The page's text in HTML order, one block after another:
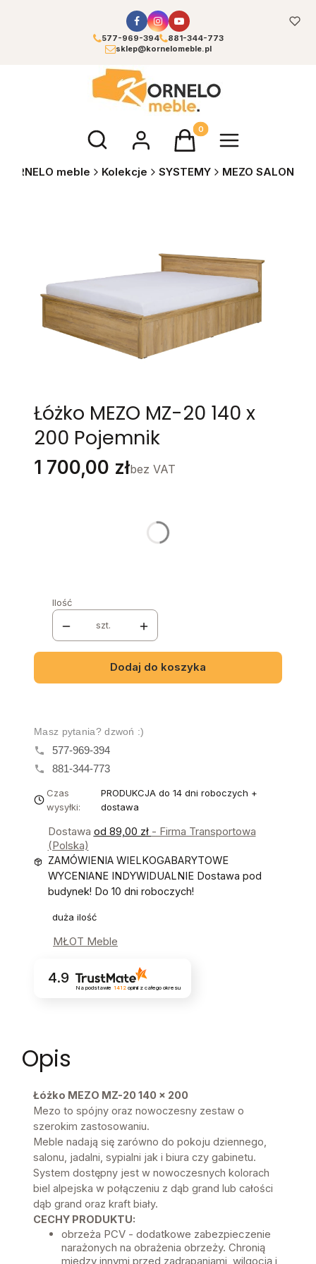
577-969-394
881-344-773
sklep@kornelomeble.pl
Otwórz wyszukiwarkęProdukty w koszyku: 0.
KORNELO meble Kolekcje SYSTEMY MEZO SALON
Łóżko MEZO MZ-20 140 x
200 Pojemnik
Cena
1 700,00 złbez VAT
Ilość
szt.
Dodaj do koszyka
Masz pytania? dzwoń :)
577-969-394
881-344-773
Czas
wysyłki:
PRODUKCJA do 14 dni roboczych +
dostawa
Dostawa od 89,00 zł - Firma Transportowa
(Polska)
ZAMÓWIENIA WIELKOGABARYTOWE
WYCENIANE INDYWIDUALNIE Dostawa pod
budynek! Do 10 dni roboczych!
duża ilość
MŁOT Meble
4.9
Na podstawie 1412opinii z całego okresu
Opis
Łóżko MEZO MZ-20 140 x 200
Mezo to spójny oraz nowoczesny zestaw o
szerokim zastosowaniu.
Meble nadają się zarówno do pokoju dziennego,
salonu, jadalni, sypialni jak i biura czy gabinetu.
System dostępny jest w nowoczesnych kolorach
biel alpejska w połączeniu z dąb grand lub całości
dąb grand oraz kraft biały.
CECHY PRODUKTU:
obrzeża PCV - dodatkowe zabezpieczenie
narażonych na obrażenia obrzeży. Chronią
między innymi przed zadrapaniami, wilgocią i